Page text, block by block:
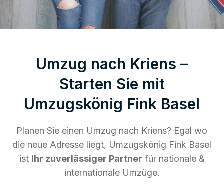
Umzug nach Kriens –
Starten Sie mit
Umzugskönig Fink Basel
Planen Sie einen Umzug nach Kriens? Egal wo
die neue Adresse liegt, Umzugskönig Fink Basel
ist Ihr zuverlässiger Partner für nationale &
internationale Umzüge.